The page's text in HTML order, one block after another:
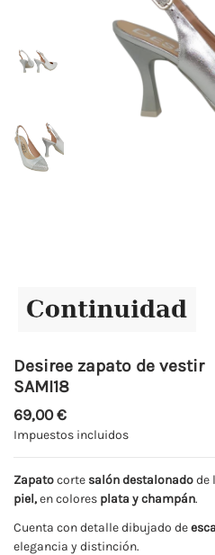
Desiree zapato de vestir
SAMI18
69,00 €
Impuestos incluidos
Zapatocorte salóndestalonadode
piel,en colores plata y champán.
Cuenta con detalle dibujado de
elegancia y distinción.